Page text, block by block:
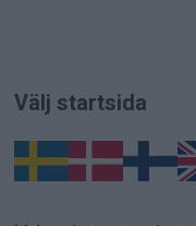
Välj startsida